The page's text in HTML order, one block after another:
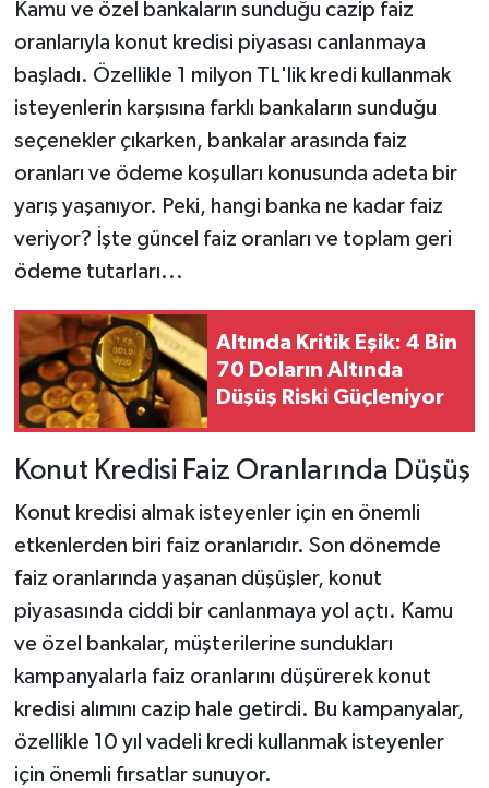
Kamu ve özel bankaların sunduğu cazip faiz
oranlarıyla konut kredisi piyasası canlanmaya
başladı. Özellikle 1 milyon TL'lik kredi kullanmak
isteyenlerin karşısına farklı bankaların sunduğu
seçenekler çıkarken, bankalar arasında faiz
oranları ve ödeme koşulları konusunda adeta bir
yarış yaşanıyor. Peki, hangi banka ne kadar faiz
veriyor? İşte güncel faiz oranları ve toplam geri
ödeme tutarları...
Altında Kritik Eşik: 4 Bin
70 Doların Altında
Düşüş Riski Güçleniyor
Konut Kredisi Faiz Oranlarında Düşüş
Konut kredisi almak isteyenler için en önemli
etkenlerden biri faiz oranlarıdır. Son dönemde
faiz oranlarında yaşanan düşüşler, konut
piyasasında ciddi bir canlanmaya yol açtı. Kamu
ve özel bankalar, müşterilerine sundukları
kampanyalarla faiz oranlarını düşürerek konut
kredisi alımını cazip hale getirdi. Bu kampanyalar,
özellikle 10 yıl vadeli kredi kullanmak isteyenler
için önemli fırsatlar sunuyor.